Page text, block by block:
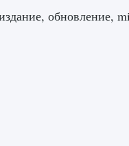
обновление,